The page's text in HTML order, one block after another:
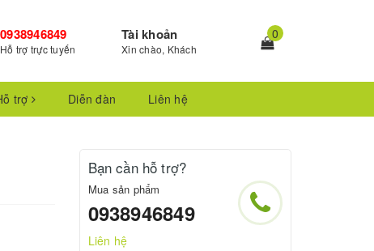
0938946849
Hỗ trợ trực tuyến
Tài khoản
Xin chào, Khách
0
trợ Diễn đàn Liên hệ
Bạn cần hỗ trợ?
Mua sản phẩm
0938946849
Liên hệ